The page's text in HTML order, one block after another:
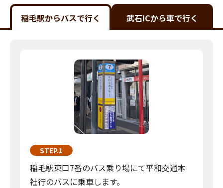
稲毛駅からバスで行く 武石ICから車で行く
STEP.1
稲毛駅東口7番のバス乗り場にて平和交通本
社行のバスに乗車します。